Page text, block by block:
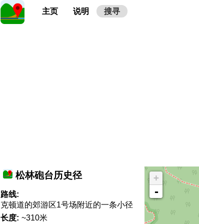
主页 说明 搜寻
松林砲台历史径
路线:
克顿道的郊游区1号场附近的一条小径
长度: ~310米
+
-